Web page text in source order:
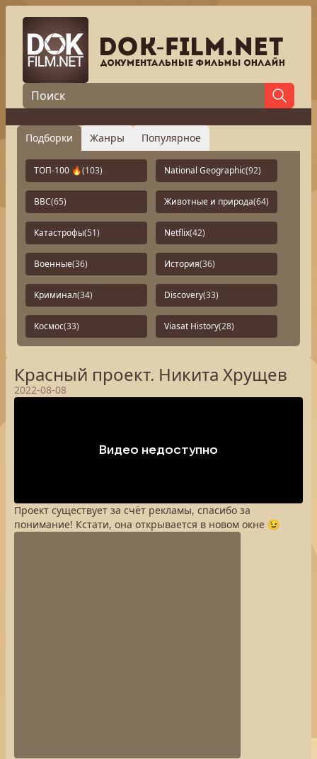
Подборки Жанры Популярное
ТОП-100 🔥(103) National Geographic(92)
BBC(65) Животные и природа(64)
Катастрофы(51) Netflix(42)
Военные(36) История(36)
Криминал(34) Discovery(33)
Космос(33) Viasat History(28)
Красный проект. Никита Хрущев
2022-08-08
Проект существует за счёт рекламы, спасибо за
понимание! Кстати, она открывается в новом окне 😉